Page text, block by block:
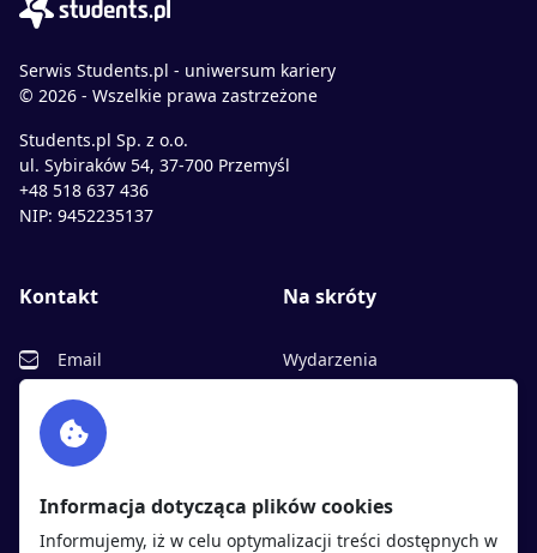
Serwis Students.pl - uniwersum kariery
© 2026 - Wszelkie prawa zastrzeżone
Students.pl Sp. z o.o.
ul. Sybiraków 54, 37-700 Przemyśl
+48 518 637 436
NIP: 9452235137
Kontakt
Email
Facebook
Twitter
Na skróty
Wydarzenia
Polityka cookies
Polityka prywatności
Informacja dotycząca plików cookies
Informujemy, iż w celu optymalizacji treści dostępnych w